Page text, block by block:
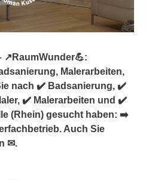
↗️RaumWunder💪:
Malerarbeiten,
nach ✔️ Badsanierung, ✔️
✔️ Malerarbeiten und ✔️
(Rhein) gesucht haben: ➡️
Auch Sie
✉.